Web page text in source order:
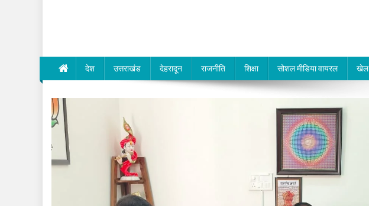
देश उत्तराखंड देहरादून राजनीति शिक्षा सोशल मीडिया वायरल खेल